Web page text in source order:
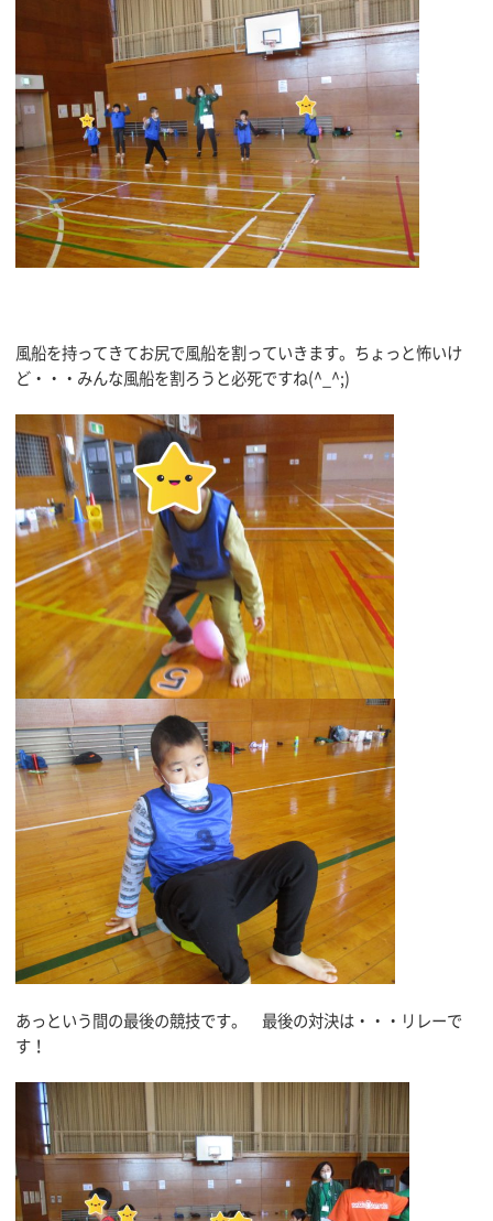
風船を持ってきてお尻で風船を割っていきます。ちょっと怖いけ
ど・・・みんな風船を割ろうと必死ですね(^_^;)
あっという間の最後の競技です。 最後の対決は・・・リレーで
す！